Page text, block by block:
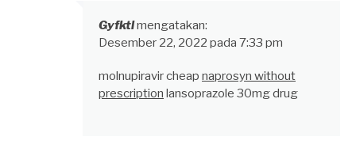
Gyfktlmengatakan:
Desember 22, 2022 pada 7:33 pm
molnupiravir cheap naprosyn without
prescription lansoprazole 30mg drug